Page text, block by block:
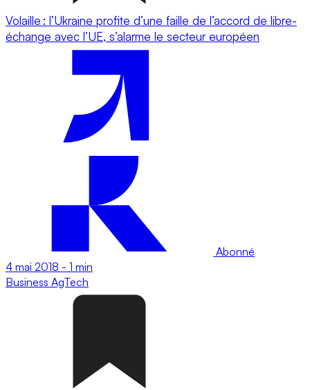
Volaille : l’Ukraine profite d’une faille de l’accord de libre-
échange avec l’UE, s’alarme le secteur européen
Abonné
4 mai 2018 - 1 min
Business AgTech